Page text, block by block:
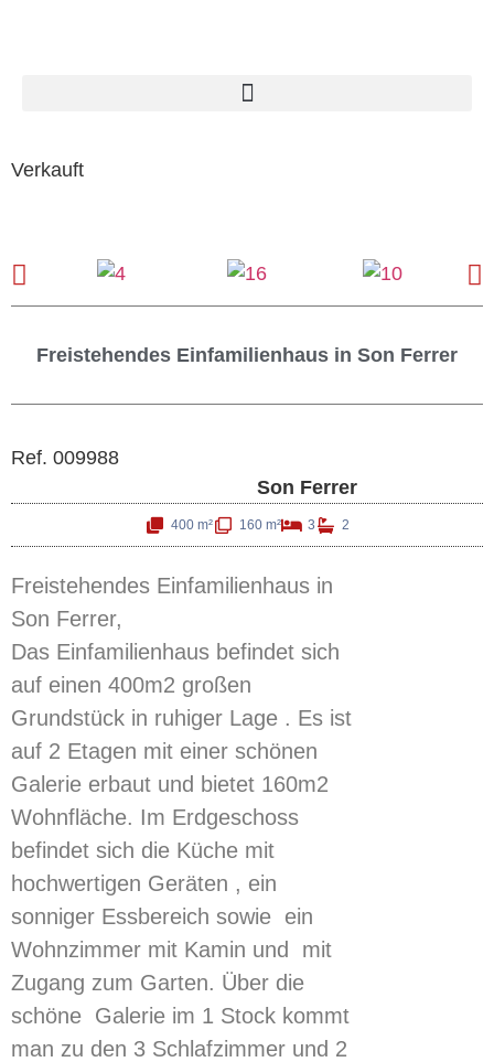
Verkauft
Freistehendes Einfamilienhaus in Son Ferrer
Ref. 009988
Son Ferrer
400 m² 160 m² 3 2
Freistehendes Einfamilienhaus in
Son Ferrer,
Das Einfamilienhaus befindet sich
auf einen 400m2 großen
Grundstück in ruhiger Lage . Es ist
auf 2 Etagen mit einer schönen
Galerie erbaut und bietet 160m2
Wohnfläche. Im Erdgeschoss
befindet sich die Küche mit
hochwertigen Geräten , ein
sonniger Essbereich sowie ein
Wohnzimmer mit Kamin und mit
Zugang zum Garten. Über die
schöne Galerie im 1 Stock kommt
man zu den 3 Schlafzimmer und 2